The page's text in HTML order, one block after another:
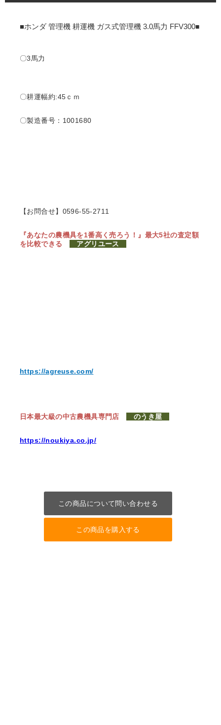
■ホンダ 管理機 耕運機 ガス式管理機 3.0馬力 FFV300■
〇3馬力
〇耕運幅約:45 ｃｍ
〇製造番号：1001680
【お問合せ】0596-55-2711
『あなたの農機具を1番高く売ろう！』 最大5社の査定額
を比較できる
アグリユース
https://agreuse.com/
日本最大級の中古農機具専門店 のうき屋
https://noukiya.co.jp/
この商品について問い合わせる
この商品を購入する